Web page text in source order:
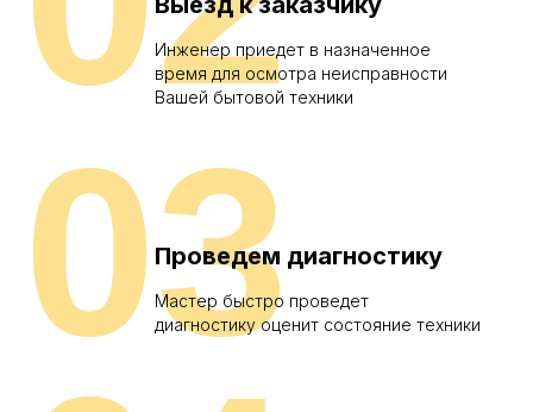
Инженер приедет в назначенное
время для осмотра неисправности
Вашей бытовой техники
Проведем диагностику
Мастер быстро проведет
диагностику оценит состояние техники
03